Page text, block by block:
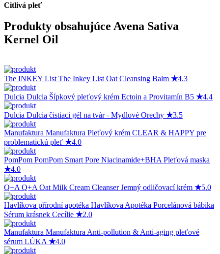
Citlivá pleť
Produkty obsahujúce Avena Sativa
Kernel Oil
The INKEY List The Inkey List Oat Cleansing Balm ★4.3
Dulcia Dulcia Šípkový pleťový krém Ectoin a Provitamín B5 ★4.4
Dulcia Dulcia čistiaci gél na tvár - Mydlové Orechy ★3.5
Manufaktura Manufaktura Pleťový krém CLEAR & HAPPY pre
problematickú pleť ★4.0
PomPom PomPom Smart Pore Niacinamide+BHA Pleťová maska
★4.0
Q+A Q+A Oat Milk Cream Cleanser Jemný odličovací krém ★5.0
Havlíkova přírodní apotéka Havlíkova Apotéka Porcelánová bábika
Sérum krásnek Cecílie ★2.0
Manufaktura Manufaktura Anti-pollution & Anti-aging pleťové
sérum LÚKA ★4.0